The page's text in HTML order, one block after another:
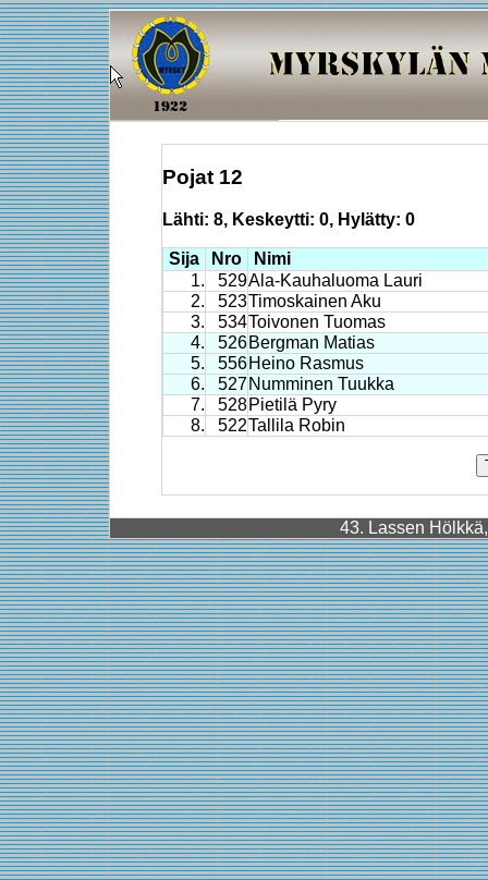
Pojat 12
Lähti: 8, Keskeytti: 0, Hylätty: 0
Sija Nro
Nimi
1.
529Ala-Kauhaluoma Lauri
2.
523Timoskainen Aku
3.
534Toivonen Tuomas
4.
526 Bergman Matias
5.
556 Heino Rasmus
6.
527 Numminen Tuukka
7.
528 Pietilä Pyry
8.
522Tallila Robin
43. Lassen